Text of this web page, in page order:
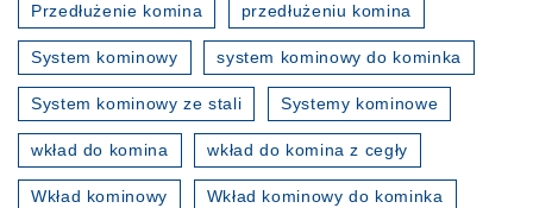
Przedłużenie komina przedłużeniu komina
System kominowy system kominowy do kominka
System kominowy ze stali Systemy kominowe
wkład do komina wkład do komina z cegły
Wkład kominowy Wkład kominowy do kominka